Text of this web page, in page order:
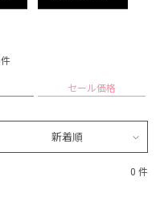
セール価格
新着順
0 件